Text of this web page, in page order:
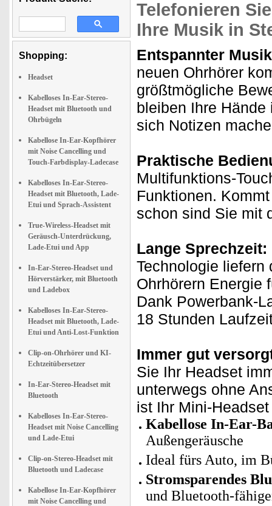
Shopping:
Headset
Kabelloses In-Ear-Stereo-
Headset mit Bluetooth und
Ohrbügeln
Kabellose In-Ear-Kopfhörer
mit Noise Cancelling und
Touch-Farbdisplay-Ladecase
Kabelloses In-Ear-Stereo-
Headset mit Bluetooth, Lade-
Etui und Sprach-Assistent
True-Wireless-Headset mit
Geräusch-Unterdrückung,
Lade-Etui und App
In-Ear-Stereo-Headset und
Hörverstärker, mit Bluetooth
und Ladebox
Kabelloses In-Ear-Stereo-
Headset mit Bluetooth, Lade-
Etui und Anti-Lost-Funktion
Clip-on-Ohrhörer und KI-
Echtzeitübersetzer
In-Ear-Stereo-Headset mit
Bluetooth
Kabelloses In-Ear-Stereo-
Headset mit Noise Cancelling
und Lade-Etui
Clip-on-Stereo-Headset mit
Bluetooth und Ladecase
Kabellose In-Ear-Kopfhörer
mit Noise Cancelling und
Telefonieren
Ihre Musik in
Entspannter
neuen Ohrhörer
größtmögliche
bleiben Ihre
sich Notizen
Praktische
Multifunktions-
Funktionen.
schon sind Sie mit
Lange Sprechzeit:
Technologie liefern
Ohrhörern Energie
Dank Powerbank-
18 Stunden
Immer gut
Sie Ihr Headset
unterwegs ohne
ist Ihr Mini-
Kabellose In-Ear-
Außengeräusche
Ideal fürs Auto, im
Stromsparendes
und Bluetooth-